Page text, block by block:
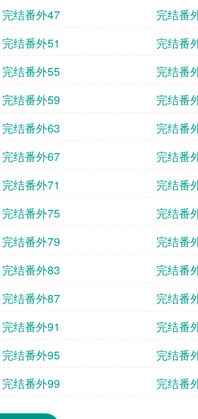
完结番外47
完结番
完结番外51
完结番
完结番外55
完结番
完结番外59
完结番
完结番外63
完结番
完结番外67
完结番
完结番外71
完结番
完结番外75
完结番
完结番外79
完结番
完结番外83
完结番
完结番外87
完结番
完结番外91
完结番
完结番外95
完结番
完结番外99 完结番